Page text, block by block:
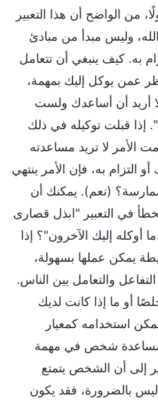
من الواضح أن هذا التعبير
وليس مبدأ من مبادئ
به. كيف ينبغي أن تتعامل
عمن يوكل إليك بمهمة،
أريد أن أساعدك ولست
قبلت توكيله في ذلك
الأمر لا تريد مساعدته
التزام به، فإن الأمر ينتهي
(نعم). يمكنك أن
في التعبير "ابذل قصارى
أوكله إليك الآخرون"؟ إذا
يمكن عملها بسهولة،
والتعامل بين الناس.
أو ما إذا كانت لديك
استخدامه كمعيار
شخص في مهمة
إلى أن الشخص يتمتع
بالضرورة، فقد يكون